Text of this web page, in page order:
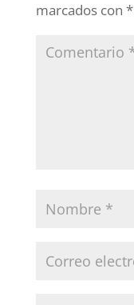
marcados con *